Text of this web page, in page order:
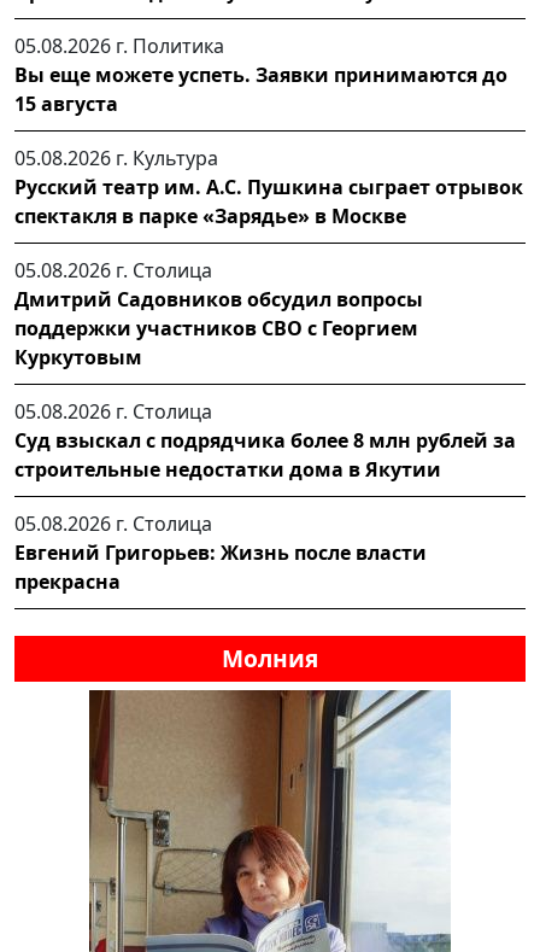
05.08.2026 г. Политика
Вы еще можете успеть. Заявки принимаются до
15 августа
05.08.2026 г. Культура
Русский театр им. А.С. Пушкина сыграет отрывок
спектакля в парке «Зарядье» в Москве
05.08.2026 г. Столица
Дмитрий Садовников обсудил вопросы
поддержки участников СВО с Георгием
Куркутовым
05.08.2026 г. Столица
Суд взыскал с подрядчика более 8 млн рублей за
строительные недостатки дома в Якутии
05.08.2026 г. Столица
Евгений Григорьев: Жизнь после власти
прекрасна
Молния